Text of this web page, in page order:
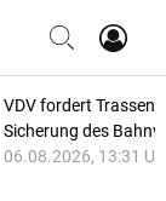
VDV fordert
Sicherung des
06.08.2026, 13:31